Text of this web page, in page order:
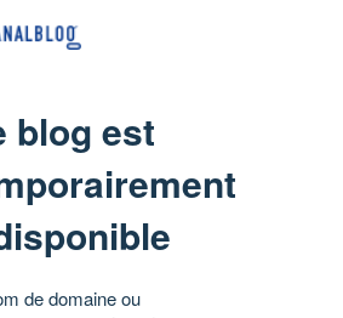
blog est
de domaine ou